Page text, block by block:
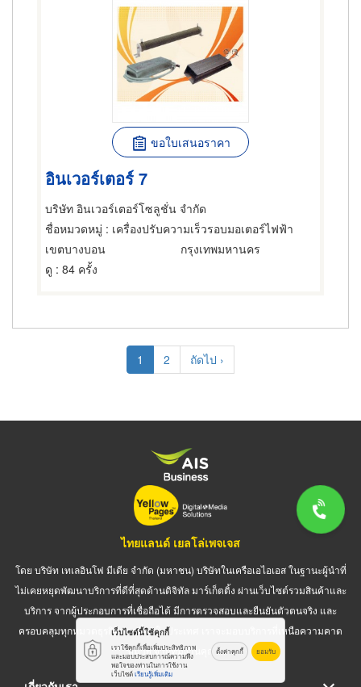
ขอใบเสนอราคา
อินเวอร์เตอร์ 7
บริษัท อินเวอร์เตอร์โซลูชั่น จำกัด
ชื่อหมวดหมู่ : เครื่องปรับความเร็วรอบมอเตอร์ไฟฟ้า
เขตบางบอน
กรุงเทพมหานคร
ดู : 84 ครั้ง
Current
page
1 Page
2
Next
page
ถัดไป ›
ไทยแลนด์ เยลโล่เพจเจส
โดย บริษัท เทเลอินโฟ มีเดีย จำกัด (มหาชน) บริษัทในเครือเอไอเอส ในฐานะผู้นำที่
ไม่เคยหยุดพัฒนาบริการที่ดีที่สุดด้านดิจิทัล มาร์เก็ตติ้ง ผ่านเว็บไซต์รวมสินค้าและ
บริการ จากผู้ประกอบการที่เชื่อถือได้ มีการตรวจสอบและยืนยันตัวตนจริง และ
ครอบคลุมทุกหมวดธุรกิจมากที่สุดในประเทศ เราจะมอบบริการที่เหนือความคาด
หมาย จากทีมงานคุณภาพ
เว็บไซต์นี้ใช้คุกกี้
เราใช้คุกกี้เพื่อเพิ่มประสิทธิภาพ
และมอบประสบการณ์ความพึง
พอใจของท่านในการใช้งาน
เว็บไซต์เรียนรู้เพิ่มเติม
ตั้งค่าคุกกี้ ยอมรับ